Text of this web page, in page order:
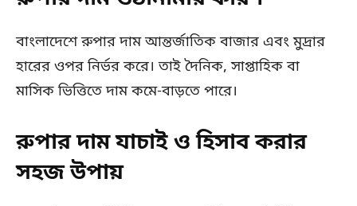
বাংলাদেশে রুপার দাম আন্তর্জাতিক বাজার এবং মুদ্রার
হারের ওপর নির্ভর করে। তাই দৈনিক, সাপ্তাহিক বা
মাসিক ভিত্তিতে দাম কমে-বাড়তে পারে।
রুপার দাম যাচাই ও হিসাব করার
সহজ উপায়